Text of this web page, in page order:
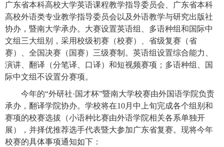
广东省本科高校大学英语课程教学指导委员会、广东省本科
高校外语类专业教学指导委员会以及外语教学与研究出版社
协办，暨南大学承办。大赛设置英语组、多语种组和国际中
文组三大组别，采用校级初赛（校赛）、省级复赛（省
赛）、全国决赛（国赛）三级赛制。英语组设置综合能力、
演讲、翻译（分笔译、口译）和短视频赛项；多语种组、国
际中文组不设置分赛项。
今年的“外研社·国才杯”暨南大学校赛由外国语学院负责
承办，翻译学院协办。学校将在10月中上旬完成各个组别和
赛项的校赛选拔（小语种比赛由外语学院相关各系单独开
展），并择优推荐选手代表暨大参加广东省复赛。现将今年
校赛的具体事项通知如下：